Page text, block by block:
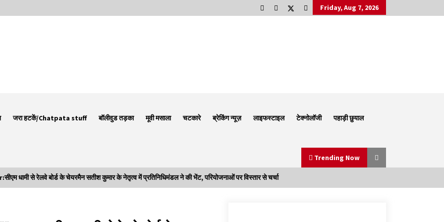
Friday, Aug 7, 2026
जरा हटकें/Chatpata stuff बॉलीवुड तड़का मूवी मसाला चटकारे ब्रेकिंग न्यूज़ लाइफस्टाइल टेक्नोलॉजी पहाड़ी छुयाल
Trending Now
धामी से रेलवे बोर्ड के चेयरमैन सतीश कुमार के नेतृत्व में प्रतिनिधिमंडल ने की भेंट, परियोजनाओं पर विस्तार से चर्चा